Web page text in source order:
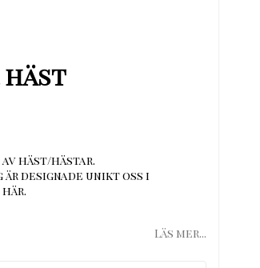
häst/hästar.
är designade unikt oss i
Läs mer...